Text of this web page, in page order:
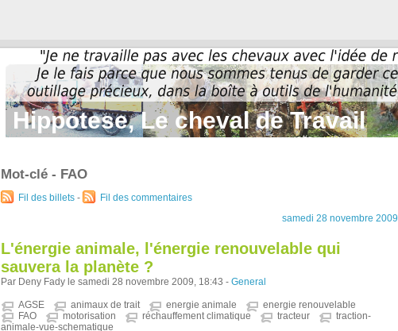
Hippotese, Le cheval de Travail
Mot-clé - FAO
Fil des billets -
Fil des commentaires
samedi 28 novembre 2009
L'énergie animale, l'énergie renouvelable qui
sauvera la planète ?
Par Deny Fady le samedi 28 novembre 2009, 18:43 - General
AGSE animaux de trait energie animale
energie renouvelable
FAO
motorisation réchauffement climatique tracteur
traction-
animale-vue-schematique